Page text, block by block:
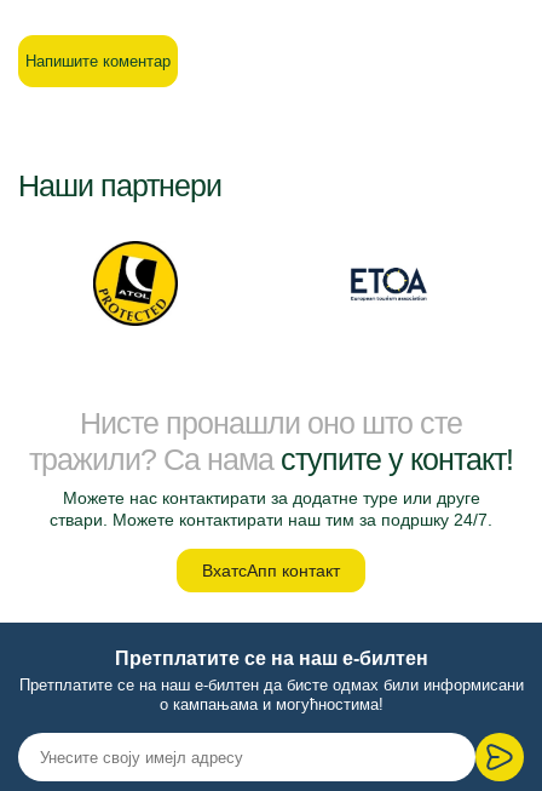
Напишите коментар
Наши партнери
Нисте пронашли оно што сте
тражили? Са нама ступите у контакт!
Можете нас контактирати за додатне туре или друге
ствари. Можете контактирати наш тим за подршку 24/7.
ВхатсАпп контакт
Претплатите се на наш е-билтен
Претплатите се на наш е-билтен да бисте одмах били информисани
о кампањама и могућностима!